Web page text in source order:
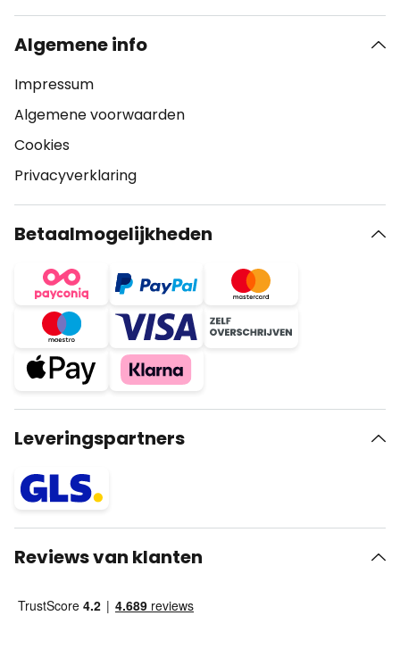
Algemene info
Impressum
Algemene voorwaarden
Cookies
Privacyverklaring
Betaalmogelijkheden
Leveringspartners
Reviews van klanten